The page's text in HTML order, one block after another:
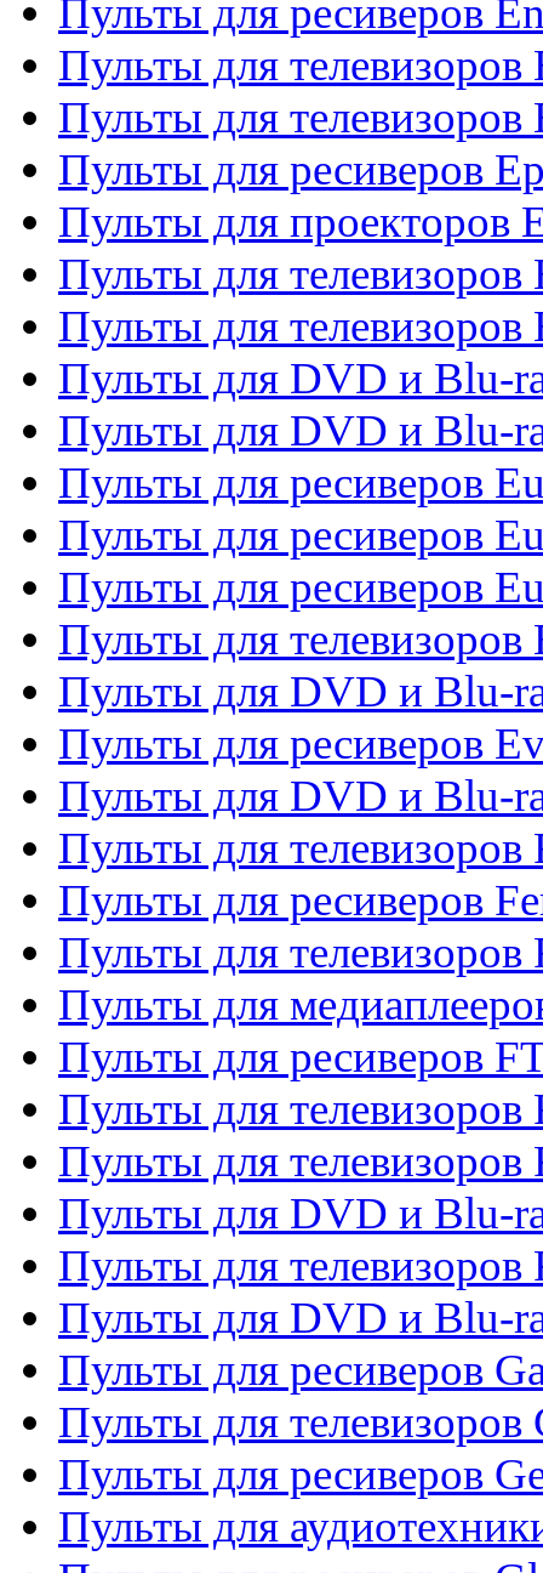
Пульты для ресиверов
Пульты для телевизоров
Пульты для телевизоров
Пульты для ресиверов
Пульты для проекторов
Пульты для телевизоров
Пульты для телевизоров
Пульты для DVD и Blu-
Пульты для DVD и Blu-
Пульты для ресиверов
Пульты для ресиверов
Пульты для ресиверов
Пульты для телевизоров
Пульты для DVD и Blu-
Пульты для ресиверов
Пульты для DVD и Blu-
Пульты для телевизоров
Пульты для ресиверов
Пульты для
Пульты для
Пульты для ресиверов
Пульты для телевизоров
Пульты для телевизоров
Пульты для DVD и Blu-
Пульты для телевизоров
Пульты для DVD и Blu-
Пульты для ресиверов
Пульты для телевизоров
Пульты для ресиверов
Пульты для